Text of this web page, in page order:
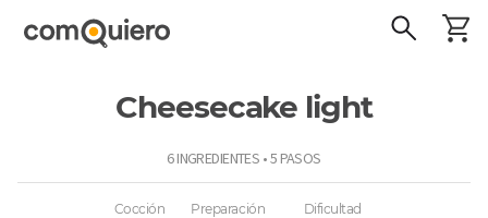
Cheesecake light
6 INGREDIENTES • 5 PASOS
Cocción Preparación Dificultad